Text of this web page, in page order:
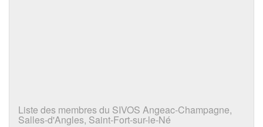
Liste des membres du SIVOS Angeac-Champagne,
Salles-d'Angles, Saint-Fort-sur-le-Né